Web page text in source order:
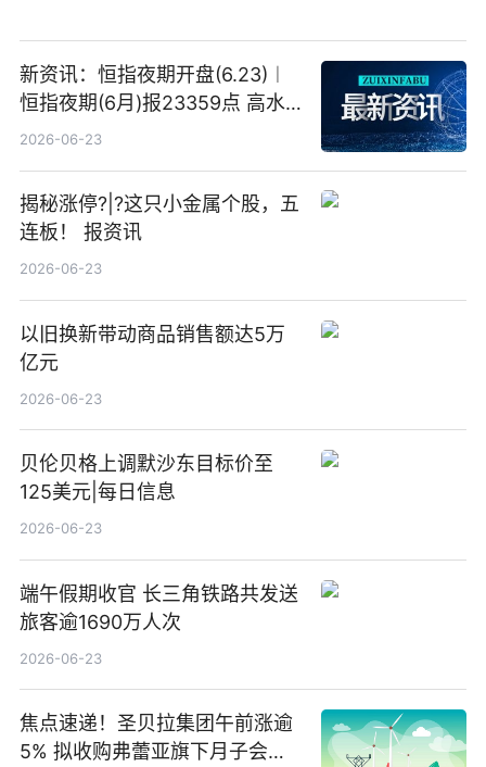
新资讯：恒指夜期开盘(6.23)︱
恒指夜期(6月)报23359点 高水
23点
2026-06-23
揭秘涨停?|?这只小金属个股，五
连板！ 报资讯
2026-06-23
以旧换新带动商品销售额达5万
亿元
2026-06-23
贝伦贝格上调默沙东目标价至
125美元|每日信息
2026-06-23
端午假期收官 长三角铁路共发送
旅客逾1690万人次
2026-06-23
焦点速递！圣贝拉集团午前涨逾
5% 拟收购弗蕾亚旗下月子会所